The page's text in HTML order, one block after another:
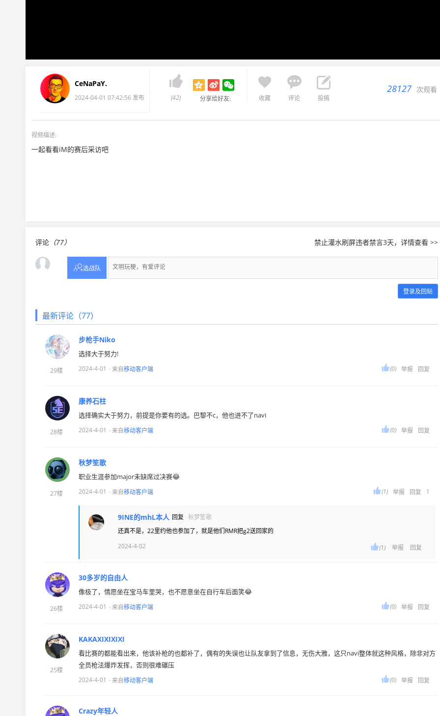
CeNaPaY.
2024-04-01 07:42:56 发布

(42) 分享给好友:

收藏

评论

投搞
28127 次观看
视频描述:
一起看看iM的赛后采访吧
禁止灌水刷屏违者禁言3天，详情查看 >>
评论 （77）
选战队
登录及回贴
最新评论（77）
29楼
步枪手Niko
选择大于努力!
2024-4-01 · 来自移动客户端 回复
举报
(0)
28楼
康养石柱
选择确实大于努力，前提是你要有的选。巴黎不c，他也进不了navi
2024-4-01 · 来自移动客户端 回复
举报
(0)
27楼
秋梦笙歌
职业生涯参加major未缺席过决赛😂
2024-4-01 · 来自移动客户端 1
回复
举报
(1)
9INE的mhL本人 回复 秋梦笙歌
还真不是，22里约他也参加了，就是他们RMR把g2送回家的
(1) 举报 回复
2024-4-02
26楼
30多岁的自由人
像极了，情愿坐在宝马车里哭，也不愿意坐在自行车后面笑😂
2024-4-01 · 来自移动客户端 回复
举报
(0)
25楼
KAKAXIXIXIXI
看比赛的都能看出来，他该补枪的也都补了，偶有的失误也让队友拿到了信息，无伤大雅，这只navi整体就这种风格，除非对方
全员枪法爆炸发挥，否则很难碾压
2024-4-01 · 来自移动客户端 回复
举报
(0)
Crazy年轻人